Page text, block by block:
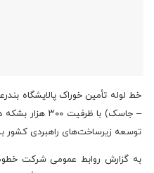
خط لوله تأمین خوراک پالایشگاه
– جاسک) با
توسعه زیرساخت‌های راهبردی کشور
به گزارش روابط عمومی شرکت